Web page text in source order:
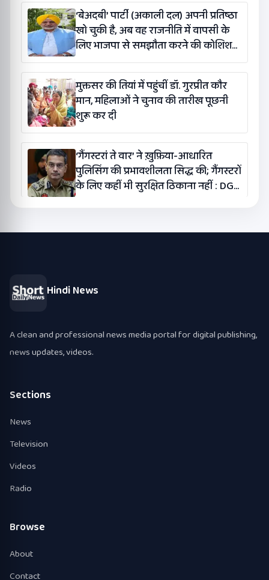
‘बेअदबी’ पार्टी (अकाली दल) अपनी प्रतिष्ठा
खो चुकी है, अब वह राजनीति में वापसी के
लिए भाजपा से समझौता करने की कोशिश
कर रही है: बलतेज पन्नू
मुक्तसर की तियां में पहुंचीं डॉ. गुरप्रीत कौर
मान, महिलाओं ने चुनाव की तारीख पूछनी
शुरू कर दी
‘गैंगस्टरां ते वार’ ने ख़ुफ़िया-आधारित
पुलिसिंग की प्रभावशीलता सिद्ध की; गैंगस्टरों
के लिए कहीं भी सुरक्षित ठिकाना नहीं : DGP
Hindi News
A clean and professional news media portal for digital publishing,
news updates, videos.
Sections
News
Television
Videos
Radio
Browse
About
Contact